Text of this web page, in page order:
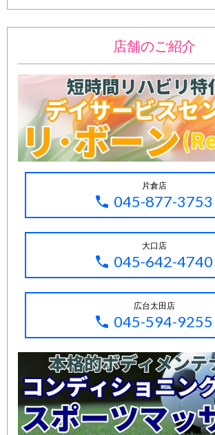
店舗のご紹介
片倉店
045-877-3753
大口店
045-642-4740
広台太田店
045-594-9255